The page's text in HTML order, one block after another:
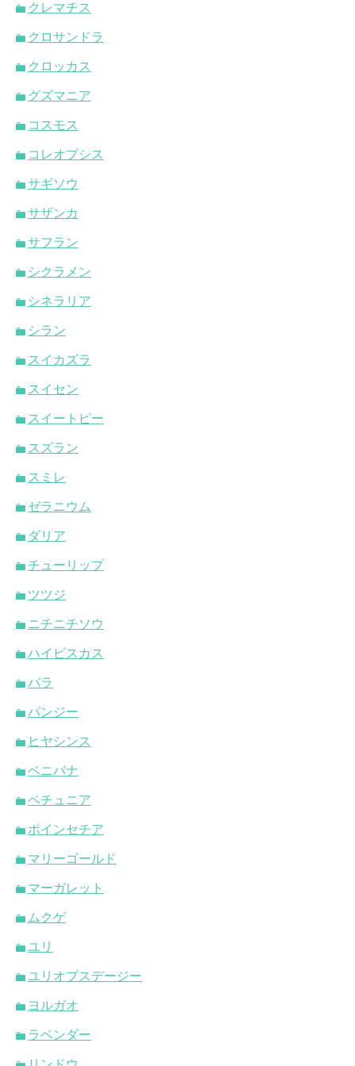
クレマチス
クロサンドラ
クロッカス
グズマニア
コスモス
コレオプシス
サギソウ
サザンカ
サフラン
シクラメン
シネラリア
シラン
スイカズラ
スイセン
スイートピー
スズラン
スミレ
ゼラニウム
ダリア
チューリップ
ツツジ
ニチニチソウ
ハイビスカス
バラ
パンジー
ヒヤシンス
ベニバナ
ペチュニア
ポインセチア
マリーゴールド
マーガレット
ムクゲ
ユリ
ユリオプスデージー
ヨルガオ
ラベンダー